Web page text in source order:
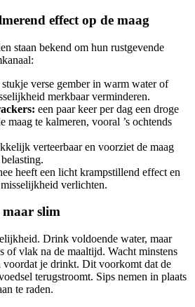
effect op de maag
staan bekend om hun rustgevende
verse gember in warm water of
merkbaar verminderen.
een paar keer per dag een droge
maag te kalmeren, vooral ’s ochtends
verteerbaar en voorziet de maag
heeft een licht krampstillend effect en
verlichten.
slim
Drink voldoende water, maar
of vlak na de maaltijd. Wacht minstens
voordat je drinkt. Dit voorkomt dat de
terugstroomt. Sips nemen in plaats
te raden.